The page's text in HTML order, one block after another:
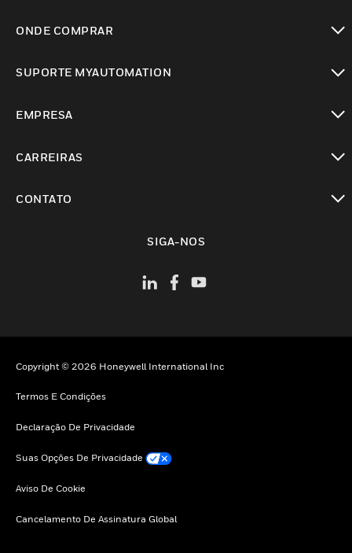
ONDE COMPRAR
SUPORTE MYAUTOMATION
EMPRESA
CARREIRAS
CONTATO
SIGA-NOS
Copyright © 2026 Honeywell International Inc
Termos E Condições
Declaração De Privacidade
Suas Opções De Privacidade
Aviso De Cookie
Cancelamento De Assinatura Global